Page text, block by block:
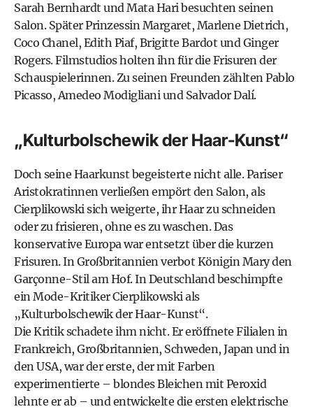
Sarah Bernhardt und Mata Hari besuchten seinen
Salon. Später Prinzessin Margaret, Marlene Dietrich,
Coco Chanel, Edith Piaf, Brigitte Bardot und Ginger
Rogers. Filmstudios holten ihn für die Frisuren der
Schauspielerinnen. Zu seinen Freunden zählten Pablo
Picasso, Amedeo Modigliani und Salvador Dalí.
„Kulturbolschewik der Haar-Kunst“
Doch seine Haarkunst begeisterte nicht alle. Pariser
Aristokratinnen verließen empört den Salon, als
Cierplikowski sich weigerte, ihr Haar zu schneiden
oder zu frisieren, ohne es zu waschen. Das
konservative Europa war entsetzt über die kurzen
Frisuren. In Großbritannien verbot Königin Mary den
Garçonne-Stil am Hof. In Deutschland beschimpfte
ein Mode-Kritiker Cierplikowski als
„Kulturbolschewik der Haar-Kunst“.
Die Kritik schadete ihm nicht. Er eröffnete Filialen in
Frankreich, Großbritannien, Schweden, Japan und in
den USA, war der erste, der mit Farben
experimentierte – blondes Bleichen mit Peroxid
lehnte er ab – und entwickelte die ersten elektrische